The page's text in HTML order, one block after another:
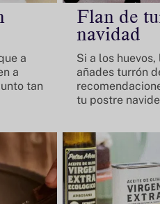
a
a
tan
Flan de
navidad
Si a los
añades turrón
tu postre